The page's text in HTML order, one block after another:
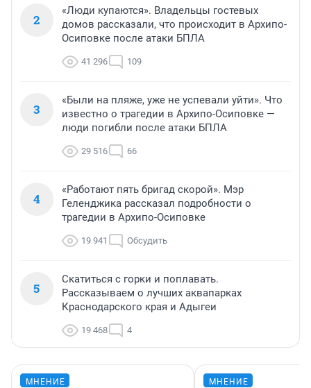
2
«Люди купаются». Владельцы гостевых
домов рассказали, что происходит в Архипо-
Осиповке после атаки БПЛА
41 296 109
3
«Были на пляже, уже не успевали уйти». Что
известно о трагедии в Архипо-Осиповке —
люди погибли после атаки БПЛА
29 516 66
4
«Работают пять бригад скорой». Мэр
Геленджика рассказал подробности о
трагедии в Архипо-Осиповке
19 941 Обсудить
5
Скатиться с горки и поплавать.
Рассказываем о лучших аквапарках
Краснодарского края и Адыгеи
19 468 4
МНЕНИЕ МНЕНИЕ